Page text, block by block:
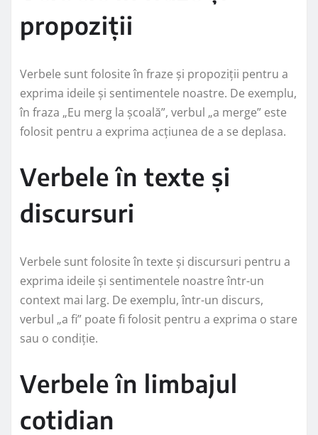
propoziții
Verbele sunt folosite în fraze și propoziții pentru a
exprima ideile și sentimentele noastre. De exemplu,
în fraza „Eu merg la școală”, verbul „a merge” este
folosit pentru a exprima acțiunea de a se deplasa.
Verbele în texte și
discursuri
Verbele sunt folosite în texte și discursuri pentru a
exprima ideile și sentimentele noastre într-un
context mai larg. De exemplu, într-un discurs,
verbul „a fi” poate fi folosit pentru a exprima o stare
sau o condiție.
Verbele în limbajul
cotidian